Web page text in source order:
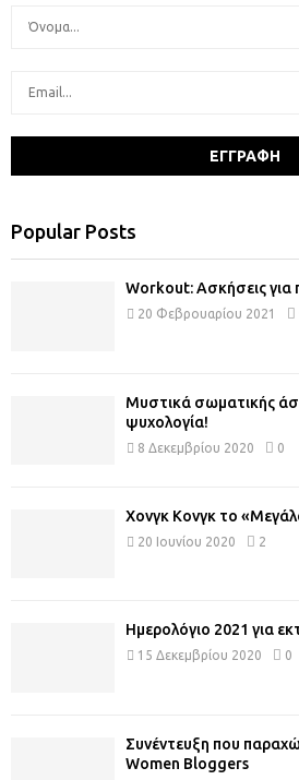
Popular Posts
Workout: Ασκήσεις για
20 Φεβρουαρίου 2021
Μυστικά σωματικής
ψυχολογία!
8 Δεκεμβρίου 2020 0
Χονγκ Κονγκ το
20 Ιουνίου 2020 2
Ημερολόγιο 2021 για
15 Δεκεμβρίου 2020 0
Συνέντευξη που
Women Bloggers